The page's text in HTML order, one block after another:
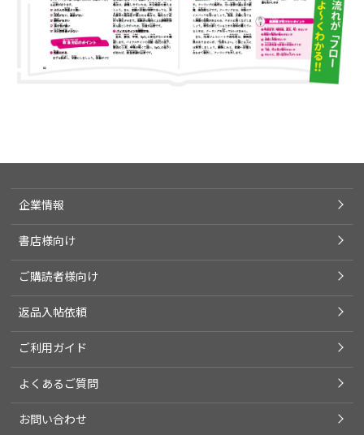
企業情報
書店様向け
ご購読者様向け
返品入帖依頼
ご利用ガイド
よくあるご質問
お問い合わせ